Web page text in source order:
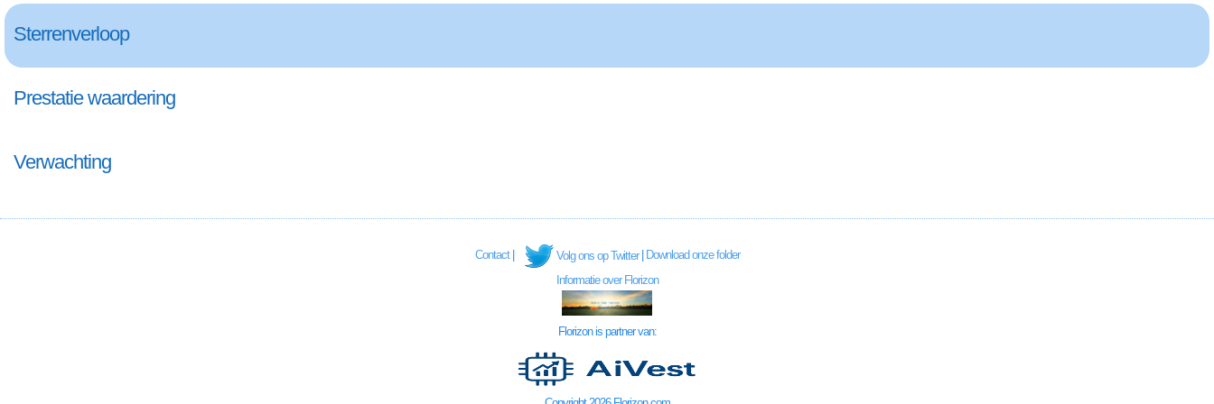
Sterrenverloop
Prestatie waardering
Verwachting
Contact| Volg ons op Twitter| Download onze folder
Informatie over Florizon
Florizon is partner van: